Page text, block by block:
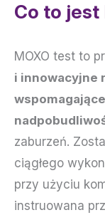
Co to jest
MOXO test to
i innowacyjne
zaburzeń.
ciągłego
przy użyciu
instruowana